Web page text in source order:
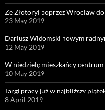
Ze Złotoryi poprzez Wrocław
23 May 2019
Dariusz Widomski nowym
12 May 2019
W niedzielę mieszkańcy
10 May 2019
Targi pracy już w najbliższy
8 April 2019